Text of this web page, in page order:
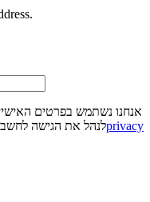
אנחנו נשתמש בפרטים
לנהל את הגישהprivacy